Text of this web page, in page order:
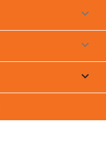


keyboard_arrow_down